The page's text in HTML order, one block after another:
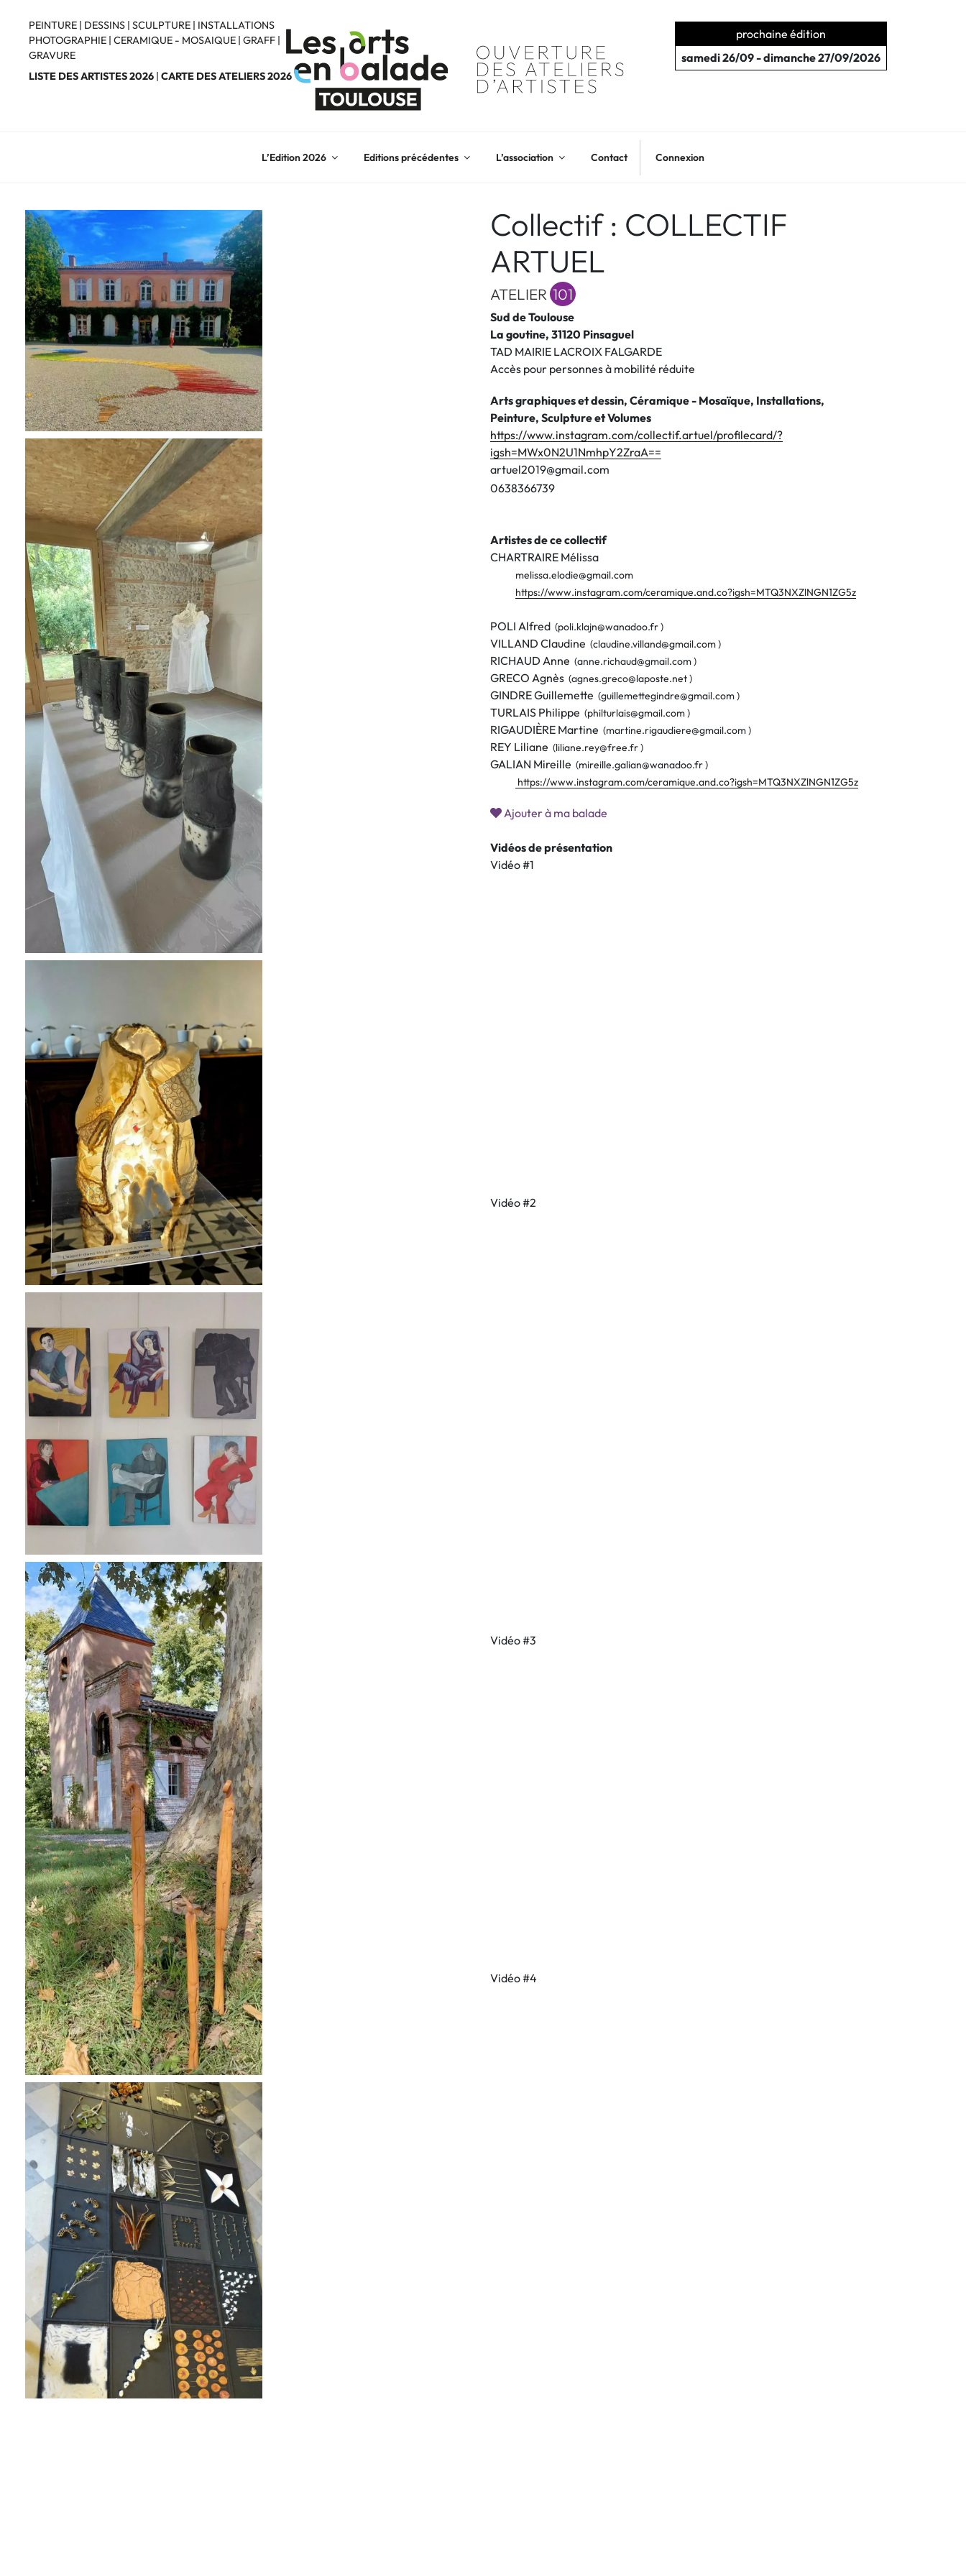
contenu
principal
PEINTURE | DESSINS | SCULPTURE | INSTALLATIONS
PHOTOGRAPHIE | CERAMIQUE - MOSAIQUE | GRAFF |
GRAVURE
LISTE DES ARTISTES 2026 | CARTE DES ATELIERS 2026
prochaine édition
samedi 26/09 - dimanche 27/09/2026
L’Edition 2026 Editions précédentes L’association Contact Connexion
Collectif : COLLECTIF
ARTUEL
ATELIER 101
Sud de Toulouse
La goutine, 31120 Pinsaguel
TAD MAIRIE LACROIX FALGARDE
Accès pour personnes à mobilité réduite
Arts graphiques et dessin, Céramique - Mosaïque, Installations,
Peinture, Sculpture et Volumes
https://www.instagram.com/collectif.artuel/profilecard/?
igsh=MWx0N2U1NmhpY2ZraA==
artuel2019@gmail.com
0638366739
Artistes de ce collectif
CHARTRAIRE Mélissa
melissa.elodie@gmail.com
https://www.instagram.com/ceramique.and.co?igsh=MTQ3NXZlNGN1ZG5z
POLI Alfred (poli.klajn@wanadoo.fr )
VILLAND Claudine (claudine.villand@gmail.com )
RICHAUD Anne (anne.richaud@gmail.com )
GRECO Agnès (agnes.greco@laposte.net )
GINDRE Guillemette (guillemettegindre@gmail.com )
TURLAIS Philippe (philturlais@gmail.com )
RIGAUDIÈRE Martine (martine.rigaudiere@gmail.com )
REY Liliane (liliane.rey@free.fr )
GALIAN Mireille (mireille.galian@wanadoo.fr )
https://www.instagram.com/ceramique.and.co?igsh=MTQ3NXZlNGN1ZG5z
Ajouter à ma balade
Vidéos de présentation
Vidéo #1
Vidéo #2
Vidéo #3
Vidéo #4